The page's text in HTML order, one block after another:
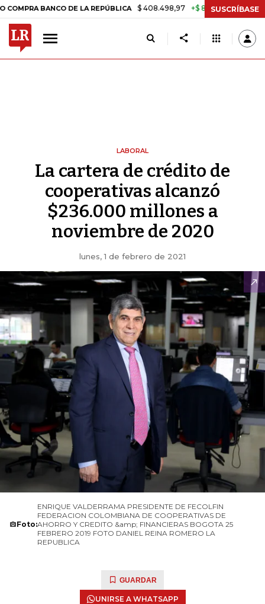
BANCO DE LA REPÚBLICA $ 408.498,97 +$ 8.753,81 +2,19%
SUSCRÍBASE
LABORAL
La cartera de crédito de
cooperativas alcanzó
$236.000 millones a
noviembre de 2020
lunes, 1 de febrero de 2021
Foto:
ENRIQUE VALDERRAMA PRESIDENTE DE FECOLFIN
FEDERACION COLOMBIANA DE COOPERATIVAS DE
AHORRO Y CREDITO &amp; FINANCIERAS BOGOTA 25
FEBRERO 2019 FOTO DANIEL REINA ROMERO LA
REPUBLICA
GUARDAR
UNIRSE A WHATSAPP